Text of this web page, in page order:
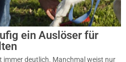
ein Auslöser für
immer deutlich. Manchmal weist nur